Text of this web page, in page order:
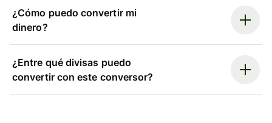
¿Cómo puedo convertir mi
dinero?
¿Entre qué divisas puedo
convertir con este conversor?